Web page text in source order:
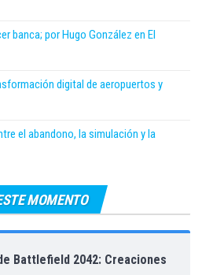
banca; por Hugo González en El
digital de aeropuertos y
el abandono, la simulación y la
MOMENTO
Battlefield 2042: Creaciones